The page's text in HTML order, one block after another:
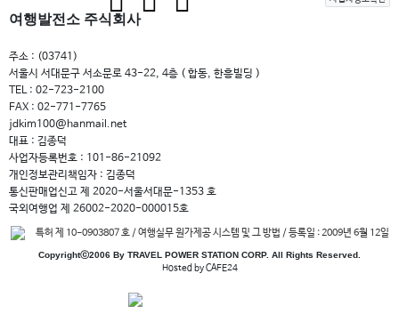
여행발전소 주식회사
주소 : (03741)
서울시 서대문구 서소문로 43-22, 4층 ( 합동, 한흥빌딩 )
TEL : 02-723-2100
FAX : 02-771-7765
jdkim100@hanmail.net
대표 : 김종덕
사업자등록번호 : 101-86-21092
개인정보관리책임자 : 김종덕
통신판매업신고 제 2020-서울서대문-1353 호
국외여행업 제 26002-2020-000015호
특허 제 10-0903807 호 / 여행실무 원가제공 시스템 및 그 방법 / 등록일 : 2009년 6월 12일
Copyrightⓒ2006 By TRAVEL POWER STATION CORP. All Rights Reserved.
Hosted by CAFE24